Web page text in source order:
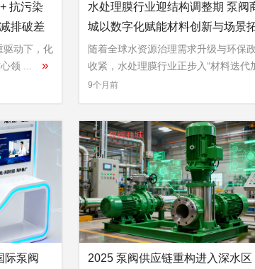
抗污染
排破差
驱动下，化
领 ...
»
水处理膜行业迎结构调整期 泵阀
城以数字化赋能材料创新与场景
随着全球水资源治理需求升级与环保
收紧，水处理膜行业正步入“材料迭代
...
»
9个月前
际泵阀
2025 泵阀供应链重构进入深水区